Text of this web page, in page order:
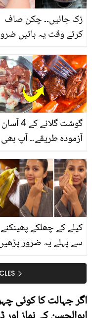
رُک جائیں۔۔ چکن صاف
کرتے وقت یہ باتیں
گوشت گلانے
آزمودہ طریقے۔۔ آپ بھی
بتائے راز
کیلے کے چھلکے پھینکنے
سے پہلے یہ ضرور
سستا اور قدرتی حل
اگر جہالت کا کوئی